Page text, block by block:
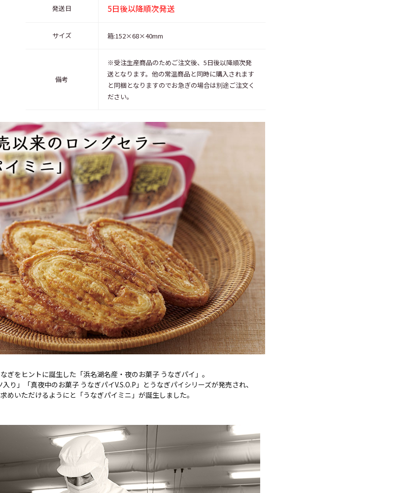
発送日 5日後以降順次発送
サイズ 箱:152×68×40mm
備考
※受注生産商品のためご注文後、5日後以降順次発
送となります。他の常温商品と同時に購入されます
と同梱となりますのでお急ぎの場合は別途ご注文く
ださい。
ぎをヒントに誕生した「浜名湖名産・夜のお菓子 うなぎパイ」。
り」「真夜中のお菓子 うなぎパイV.S.O.P」とうなぎパイシリーズが発売され、
めいただけるようにと「うなぎパイミニ」が誕生しました。